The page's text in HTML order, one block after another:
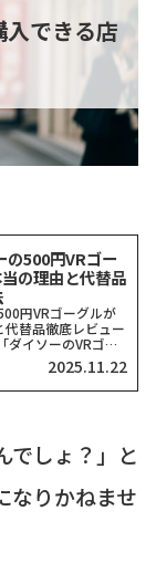
できる店
の500円VRゴー
の理由と代替品
円VRゴーグルが
代替品徹底レビュー
ダイソーのVRゴー
」って検索したそこ
に来てくれましたよ
2025.11.22
でしょ？」と
なりかねませ